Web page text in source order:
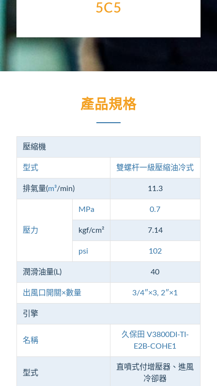
5C5
產品規格
壓縮機
型式 雙螺杆一級壓縮油冷式
排氣量(m³/min) 11.3
壓力
MPa 0.7
kgf/cm² 7.14
psi 102
潤滑油量(L) 40
出風口開關×數量 3/4″×3, 2″×1
引擎
名稱
久保田 V3800DI-TI-
E2B-COHE1
型式
直噴式付增壓器、進風
冷卻器